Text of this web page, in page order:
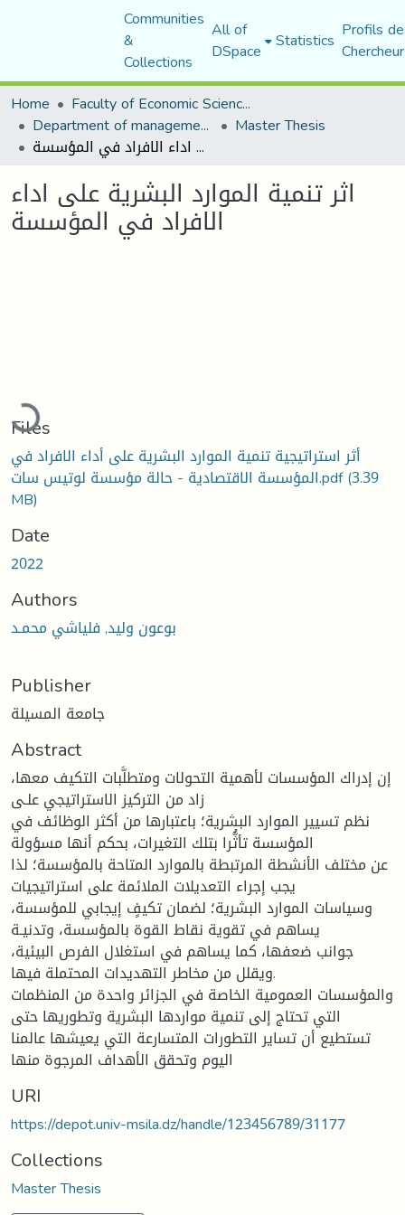
Communities
&
Collections
All of
DSpace Statistics Profils
Home
Faculty of Economic Sciences, Commerce and Management Sciences
Department of management sciences Master Thesis
اثر تنمية الموارد البشرية على اداء الافراد في المؤسسة
اثر تنمية الموارد البشرية على اداء
الافراد في المؤسسة
Loading...
Files
أثر استراتيجية تنمية الموارد البشرية على أداء الافراد في
المؤسسة الاقتصادية - حالة مؤسسة لوتيس سات.pdf(3.39
MB)
Date
2022
Authors
بوعون وليد, فلياشي محمـد
Publisher
جامعة المسيلة
Abstract
إن إدراك المؤسسات لأهمية التحولات ومتطلَّبات التكيف معها،
زاد من التركيز الاستراتيجي علـى
نظم تسيير الموارد البشرية؛ باعتبارها من أكثر الوظائف في
المؤسسة تأثُّرا بتلك التغيرات، بحكم أنها مسؤولة
عن مختلف الأنشطة المرتبطة بالموارد المتاحة بالمؤسسة؛ لذا
يجب إجراء التعديلات الملائمة على استراتيجيات
وسياسات الموارد البشرية؛ لضمان تكيفٍ إيجابي للمؤسسة،
يساهم في تقوية نقاط القوة بالمؤسسة، وتدنيـة
جوانب ضعفها، كما يساهم في استغلال الفرص البيئية،
ويقلل من مخاطر التهديدات المحتملة فيها.
والمؤسسات العمومية الخاصة في الجزائر واحدة من المنظمات
التي تحتاج إلى تنمية مواردها البشرية وتطوريها حتى
تستطيع أن تساير التطورات المتسارعة التي يعيشها عالمنا
اليوم وتحقق الأهداف المرجوة منها
URI
https://depot.univ-msila.dz/handle/123456789/31177
Collections
Master Thesis